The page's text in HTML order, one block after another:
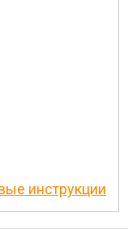
инструкции